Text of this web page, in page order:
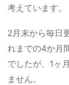
考えています。
2月末から毎日
れまでの4か月
でしたが、 1ヶ
ません。